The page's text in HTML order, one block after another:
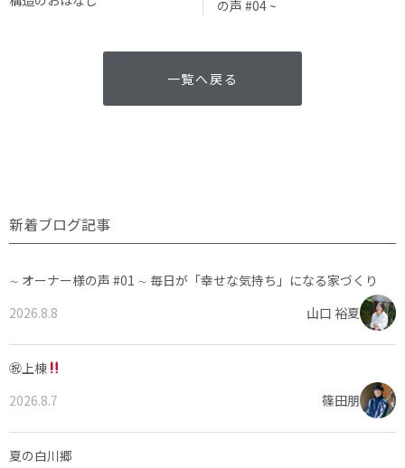
の声 #04 ~
一覧へ戻る
新着ブログ記事
∼ オーナー様の声 #01 ∼ 毎日が「幸せな気持ち」になる家づくり
2026.8.8
山口 裕夏
㊗上棟
2026.8.7
篠田朋
夏の白川郷